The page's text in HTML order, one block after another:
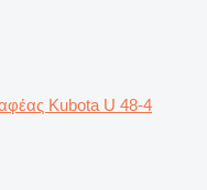
Kubota U 48-4